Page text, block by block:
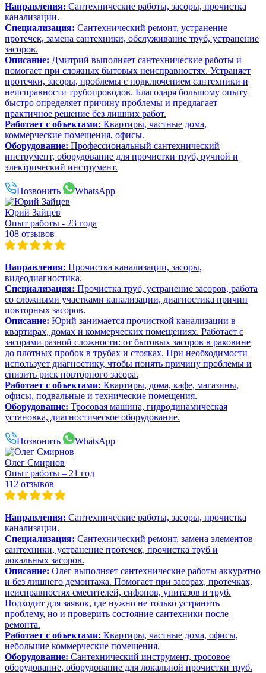
Направления: Сантехнические работы, засоры, прочистка
канализации.
Специализация: Сантехнический ремонт, устранение
протечек, замена сантехники, обслуживание труб, устранение
засоров.
Описание: Дмитрий выполняет сантехнические работы и
помогает при сложных бытовых неисправностях. Устраняет
протечки, засоры, проблемы с подключением сантехники и
неисправности трубопроводов. Благодаря большому опыту
быстро определяет причину проблемы и предлагает
практичное решение без лишних работ.
Работает с объектами: Квартиры, частные дома,
коммерческие помещения, офисы.
Оборудование: Профессиональный сантехнический
инструмент, оборудование для прочистки труб, ручной и
электрический инструмент.
Позвонить WhatsApp
Юрий Зайцев
Опыт работы - 23 года
108 отзывов
Направления: Прочистка канализации, засоры,
видеодиагностика.
Специализация: Прочистка труб, устранение засоров, работа
со сложными участками канализации, диагностика причин
повторных засоров.
Описание: Юрий занимается прочисткой канализации в
квартирах, домах и коммерческих помещениях. Работает с
засорами разной сложности: от бытовых засоров в раковине
до плотных пробок в трубах и стояках. При необходимости
использует диагностику, чтобы понять причину проблемы и
снизить риск повторного засора.
Работает с объектами: Квартиры, дома, кафе, магазины,
офисы, подвальные и технические помещения.
Оборудование: Тросовая машина, гидродинамическая
установка, диагностическое оборудование.
Позвонить WhatsApp
Олег Смирнов
Опыт работы – 21 год
112 отзывов
Направления: Сантехнические работы, засоры, прочистка
канализации.
Специализация: Сантехнический ремонт, замена элементов
сантехники, устранение протечек, прочистка труб и
локальных засоров.
Описание: Олег выполняет сантехнические работы аккуратно
и без лишнего демонтажа. Помогает при засорах, протечках,
неисправностях смесителей, сифонов, унитазов и труб.
Подходит для заявок, где нужно не только устранить
проблему, но и проверить состояние сантехники после
ремонта.
Работает с объектами: Квартиры, частные дома, офисы,
небольшие коммерческие помещения.
Оборудование: Сантехнический инструмент, тросовое
оборудование, оборудование для локальной прочистки труб.